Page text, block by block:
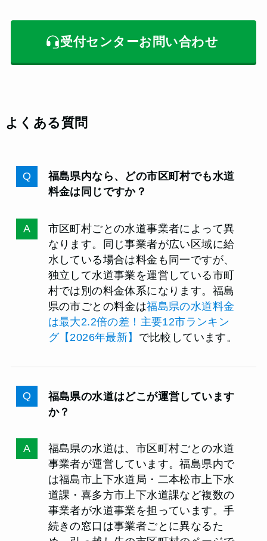
受付センターお問い合わせ
よくある質問
福島県内なら、どの市区町村でも水道
料金は同じですか？
市区町村ごとの水道事業者によって異
なります。同じ事業者が広い区域に給
水している場合は料金も同一ですが、
独立して水道事業を運営している市町
村では別の料金体系になります。福島
県の市ごとの料金は福島県の水道料金
は最大2.2倍の差！主要12市ランキン
グ【2026年最新】 で比較しています。
福島県の水道はどこが運営しています
か？
福島県の水道は、市区町村ごとの水道
事業者が運営しています。福島県内で
は福島市上下水道局・二本松市上下水
道課・喜多方市上下水道課など複数の
事業者が水道事業を担っています。手
続きの窓口は事業者ごとに異なるた